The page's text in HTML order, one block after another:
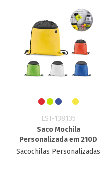
LST-138135
Saco Mochila
Personalizada em 210D
Sacochilas Personalizadas